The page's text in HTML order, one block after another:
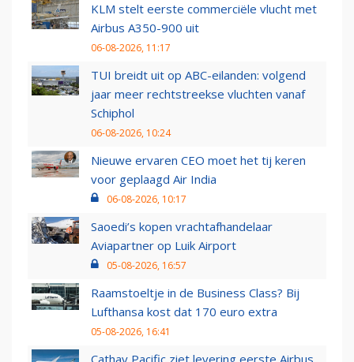
KLM stelt eerste commerciële vlucht met
Airbus A350-900 uit
06-08-2026, 11:17
TUI breidt uit op ABC-eilanden: volgend
jaar meer rechtstreekse vluchten vanaf
Schiphol
06-08-2026, 10:24
Nieuwe ervaren CEO moet het tij keren
voor geplaagd Air India
06-08-2026, 10:17
Saoedi’s kopen vrachtafhandelaar
Aviapartner op Luik Airport
05-08-2026, 16:57
Raamstoeltje in de Business Class? Bij
Lufthansa kost dat 170 euro extra
05-08-2026, 16:41